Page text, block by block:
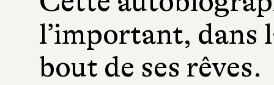
l’important, dans
bout de ses rêves.